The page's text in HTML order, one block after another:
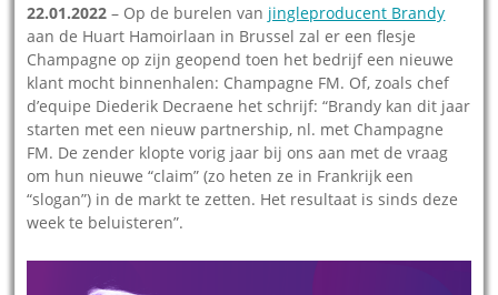
22.01.2022 – Op de burelen van jingleproducent Brandy
aan de Huart Hamoirlaan in Brussel zal er een flesje
Champagne op zijn geopend toen het bedrijf een nieuwe
klant mocht binnenhalen: Champagne FM. Of, zoals chef
d’equipe Diederik Decraene het schrijf: “Brandy kan dit jaar
starten met een nieuw partnership, nl. met Champagne
FM. De zender klopte vorig jaar bij ons aan met de vraag
om hun nieuwe “claim” (zo heten ze in Frankrijk een
“slogan”) in de markt te zetten. Het resultaat is sinds deze
week te beluisteren”.